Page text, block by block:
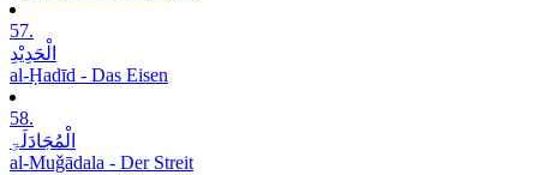
57.
الْحَدِیْدِ
al-Ḥadīd - Das Eisen
58.
الْمُجَادَلَۃِ
al-Muǧādala - Der Streit